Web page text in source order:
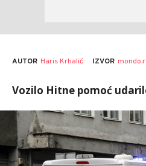
AUTOR Haris Krhalić IZVOR
Vozilo Hitne pomoć